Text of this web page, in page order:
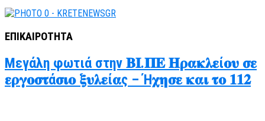
ΕΠΙΚΑΙΡΟΤΗΤΑ
Μεγάλη φωτιά στην 𝚩𝚰.𝚷𝚬 𝚮𝛒𝛂𝛋𝛌𝛆ί𝛐𝛖 𝛔𝛆
𝛆𝛒𝛄𝛐𝛔𝛕ά𝛔𝛊𝛐 𝛏𝛖𝛌𝛆ί𝛂ς – Ή𝛘𝛈𝛔𝛆 𝛋𝛂𝛊 𝛕𝛐 𝟏𝟏𝟐